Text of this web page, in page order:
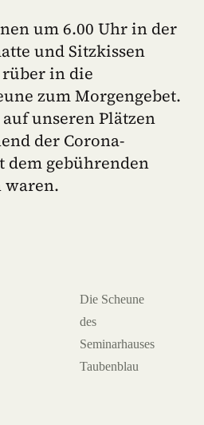
um 6.00 Uhr in der
und Sitzkissen
in die
zum Morgengebet.
unseren Plätzen
der Corona-
dem gebührenden
waren.
Die Scheune
des
Seminarhauses
Taubenblau